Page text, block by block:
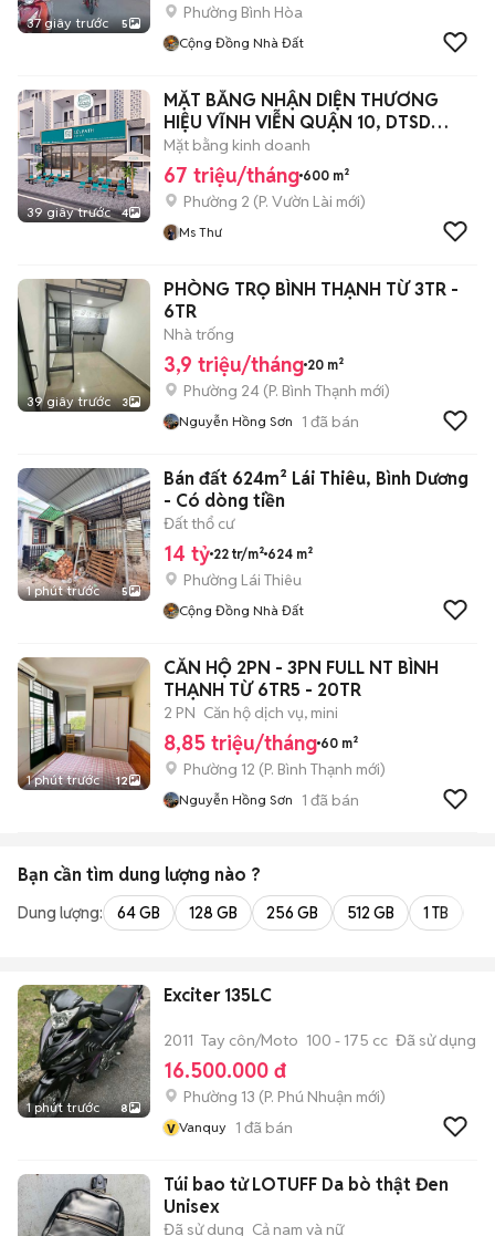
37 giây trước 5
Phường Bình Hòa
Cộng Đồng Nhà Đất
39 giây trước 4
MẶT BẰNG NHẬN DIỆN THƯƠNG
HIỆU VĨNH VIỄN QUẬN 10, DTSD
600M2
Mặt bằng kinh doanh
67 triệu/tháng 600 m²
Phường 2 (P. Vườn Lài mới)
Ms Thư
39 giây trước 3
PHÒNG TRỌ BÌNH THẠNH TỪ 3TR -
6TR
Nhà trống
3,9 triệu/tháng 20 m²
Phường 24 (P. Bình Thạnh mới)
Nguyễn Hồng Sơn 1 đã bán
1 phút trước 5
Bán đất 624m² Lái Thiêu, Bình Dương
- Có dòng tiền
Đất thổ cư
14 tỷ 22 tr/m² 624 m²
Phường Lái Thiêu
Cộng Đồng Nhà Đất
1 phút trước 12
CĂN HỘ 2PN - 3PN FULL NT BÌNH
THẠNH TỪ 6TR5 - 20TR
2 PN Căn hộ dịch vụ, mini
8,85 triệu/tháng 60 m²
Phường 12 (P. Bình Thạnh mới)
Nguyễn Hồng Sơn 1 đã bán
Bạn cần tìm dung lượng nào ?
Dung lượng: 64 GB 128 GB 256 GB 512 GB 1 TB
1 phút trước 8
Exciter 135LC
2011 Tay côn/Moto 100 - 175 cc Đã sử dụng
16.500.000 đ
Phường 13 (P. Phú Nhuận mới)
v Vanquy 1 đã bán
Túi bao tử LOTUFF Da bò thật Đen
Unisex
Đã sử dụng Cả nam và nữ